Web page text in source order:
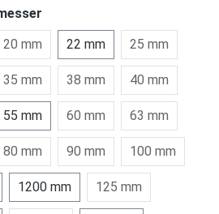
20 mm 22 mm 25 mm
35 mm 38 mm 40 mm
55 mm 60 mm 63 mm
80 mm 90 mm 100 mm
1200 mm 125 mm